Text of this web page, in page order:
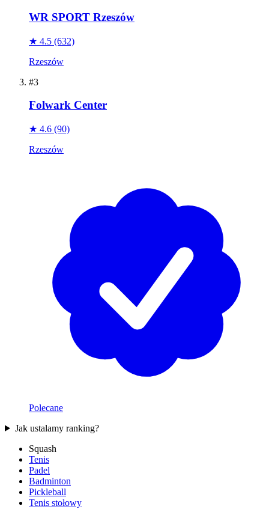
WR SPORT Rzeszów
★ 4.5 (632)
Rzeszów
#3
Folwark Center
★ 4.6 (90)
Rzeszów
Polecane
Jak ustalamy ranking?
Squash
Tenis
Padel
Badminton
Pickleball
Tenis stołowy